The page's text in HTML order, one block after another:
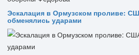
Эскалация в Ормузском проливе:
обменялись ударами